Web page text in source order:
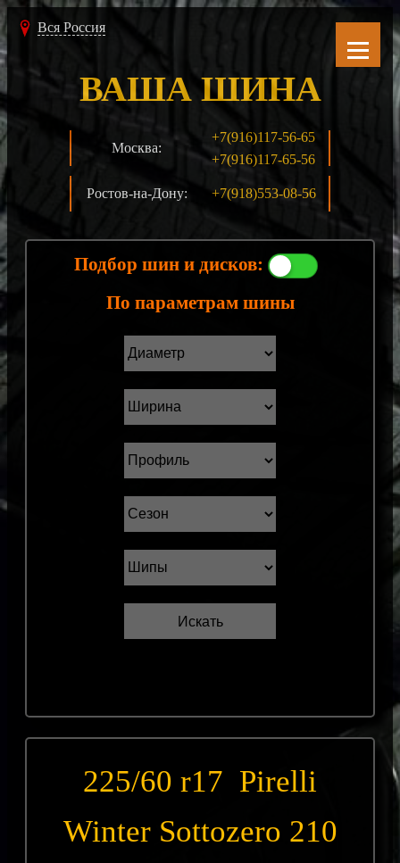
Вся Россия
Москва:
+7(916)117-56-65
+7(916)117-65-56
Ростов-на-Дону: +7(918)553-08-56
ВАША ШИНА
Подбор шин и дисков:
По параметрам шины
225/60 r17 Pirelli
Winter Sottozero 210